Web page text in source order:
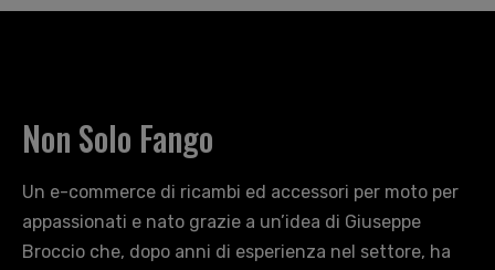
Non Solo Fango
Un e-commerce di ricambi ed accessori per moto per
appassionati e nato grazie a un’idea di Giuseppe
Broccio che, dopo anni di esperienza nel settore, ha